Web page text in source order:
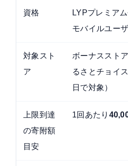
資格
LYPプレミア
モバイルユー
対象スト
ア
ボーナススト
るさとチョイ
日で対象）
上限到達
の寄附額
目安
1回あたり